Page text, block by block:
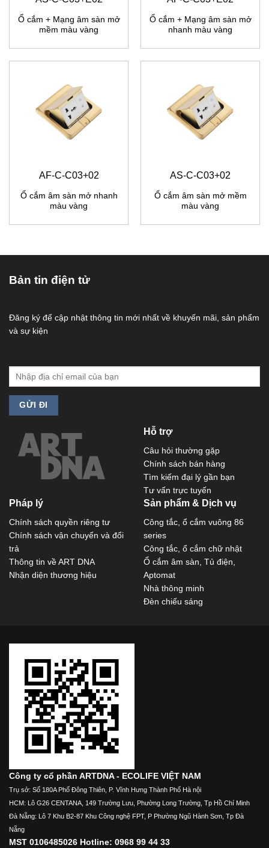
Ổ cắm + Mạng âm sàn mở
mềm màu vàng
Ổ cắm + Mạng âm sàn mở
nhanh màu vàng
AF-C-C03+02
Ổ cắm âm sàn mở nhanh
màu vàng
AS-C-C03+02
Ổ cắm âm sàn mở mềm
màu vàng
Bản tin điện tử
Đăng ký để cập nhật thông tin mới nhất về khuyến mãi, sản phẩm
và sự kiện
Hỗ trợ
Câu hỏi thường gặp
Chính sách bán hàng
Tìm kiếm đại lý gần bạn
Tư vấn trực tuyến
Pháp lý
Chính sách quyền riêng tư
Chính sách vận chuyển và đổi
trả
Thông tin về ART DNA
Nhận diện thương hiệu
Sản phẩm & Dịch vụ
Công tắc, ổ cắm vuông 86
series
Công tắc, ổ cắm chữ nhật
Ổ cắm âm sàn, Tủ điện,
Aptomat
Nhà thông minh
Đèn chiếu sáng
Công ty cổ phần ARTDNA - ECOLIFE VIỆT NAM
Trụ sở: Số 180A Phố Đông Thiên, P. Vĩnh Hưng Thành Phố Hà nội
HCM: Lô G26 CENTANA, 149 Trường Lưu, Phường Long Trường, Tp Hồ Chí Minh
Đà Nẵng: Lô 7 Khu B2-87 Khu Công nghệ FPT, P Phường Ngũ Hành Sơn, Tp Đà
Nẵng
MST 0106485026 Hotline: 0968 99 44 33